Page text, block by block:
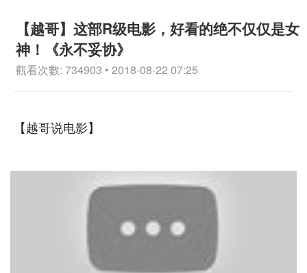
【越哥】这部R级电影，好看的绝不仅仅是女
神！《永不妥协》
觀看次數: 734903 • 2018-08-22 07:25
【越哥说电影】